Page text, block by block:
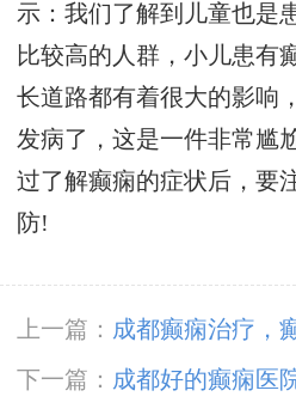
示：我们了解到儿童也是
比较高的人群，小儿患有
长道路都有着很大的影响
发病了，这是一件非常尴
过了解癫痫的症状后，要
防!
上一篇： 成都癫痫治疗，
是什么?
下一篇： 成都好的癫痫医